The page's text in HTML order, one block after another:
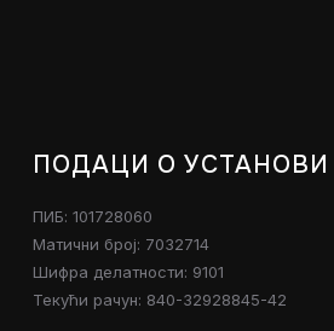
ПОДАЦИ О УСТАНОВИ
ПИБ: 101728060
Матични број: 7032714
Шифра делатности: 9101
Текући рачун: 840-32928845-42